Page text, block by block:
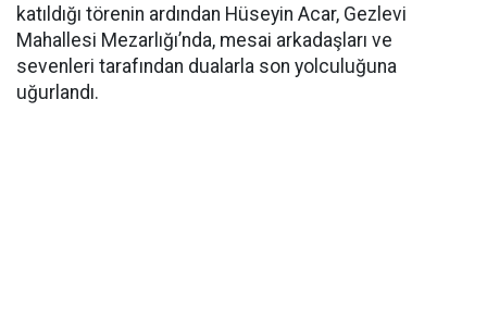
katıldığı törenin ardından Hüseyin Acar, Gezlevi
Mahallesi Mezarlığı’nda, mesai arkadaşları ve
sevenleri tarafından dualarla son yolculuğuna
uğurlandı.